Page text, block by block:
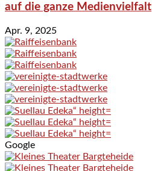
auf die ganze Medienvielfalt
Apr. 9, 2025
Google